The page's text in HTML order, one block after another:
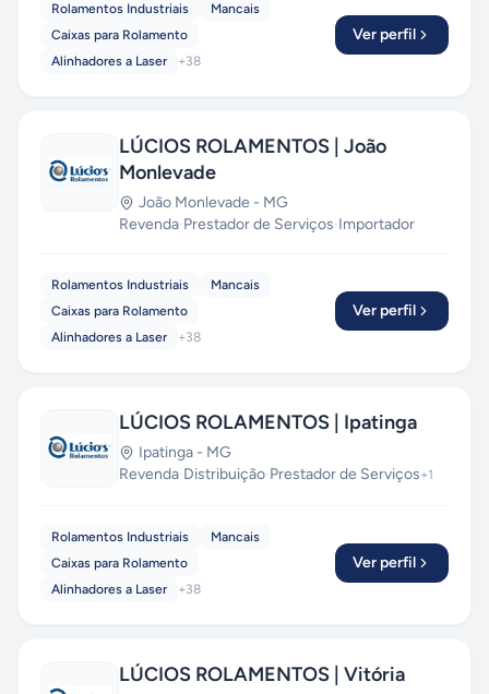
Rolamentos Industriais
Mancais
Caixas para Rolamento
Alinhadores a Laser
+38
Ver perfil
LÚCIOS ROLAMENTOS | João
Monlevade
João Monlevade - MG
Revenda·Prestador de Serviços·Importador
Rolamentos Industriais
Mancais
Caixas para Rolamento
Alinhadores a Laser
+38
Ver perfil
LÚCIOS ROLAMENTOS | Ipatinga
Ipatinga - MG
Revenda·Distribuição·Prestador de Serviços+1
Rolamentos Industriais
Mancais
Caixas para Rolamento
Alinhadores a Laser
+38
Ver perfil
LÚCIOS ROLAMENTOS | Vitória